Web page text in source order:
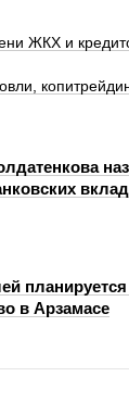
ЖКХ и
в Арзамасе